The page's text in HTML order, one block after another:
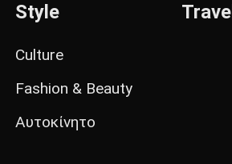
Style
Culture
Fashion & Beauty
Αυτοκίνητο
Travel